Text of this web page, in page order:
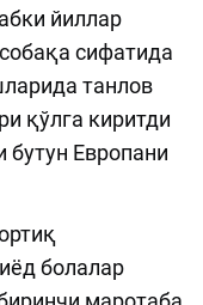
йиллар
сифатида
танлов
қўлга киритди
бутун Европани
болалар